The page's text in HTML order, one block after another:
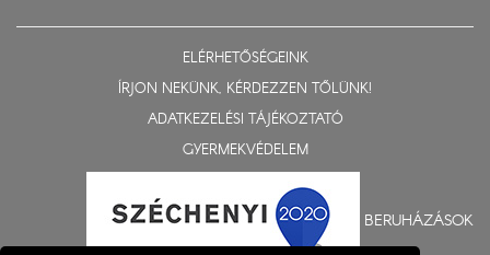
ELÉRHETŐSÉGEINK
ÍRJON NEKÜNK, KÉRDEZZEN TŐLÜNK!
ADATKEZELÉSI TÁJÉKOZTATÓ
GYERMEKVÉDELEM
BERUHÁZÁSOK